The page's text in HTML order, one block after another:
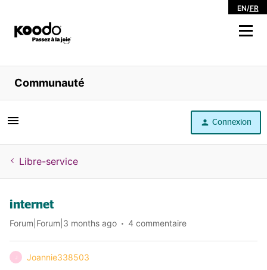
EN/FR
Magasiner
Libre service
Aide
Communauté
Connexion
Libre-service
internet
Forum|Forum|3 months ago 4 commentaire
J Joannie338503